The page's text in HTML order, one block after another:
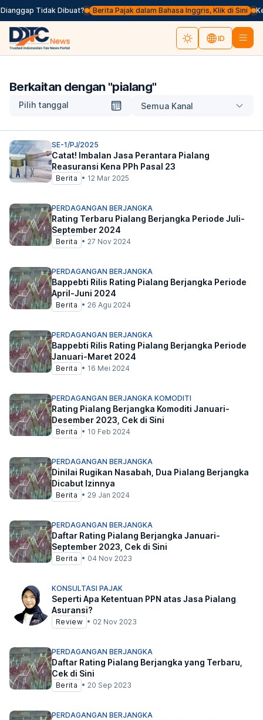
Tidak Dibuat? Berita Pajak dalam Bahasa Inggris, Klik di Sini
ID
Berkaitan dengan "pialang"
Pilih tanggal Semua Kanal
SE-1/PJ/2025
Catat! Imbalan Jasa Perantara Pialang
Reasuransi Kena PPh Pasal 23
Berita • 12 Mar 2025
PERDAGANGAN BERJANGKA
Rating Terbaru Pialang Berjangka Periode Juli-
September 2024
Berita • 27 Nov 2024
PERDAGANGAN BERJANGKA
Bappebti Rilis Rating Pialang Berjangka Periode
April-Juni 2024
Berita • 26 Agu 2024
PERDAGANGAN BERJANGKA
Bappebti Rilis Rating Pialang Berjangka Periode
Januari-Maret 2024
Berita • 16 Mei 2024
PERDAGANGAN BERJANGKA KOMODITI
Rating Pialang Berjangka Komoditi Januari-
Desember 2023, Cek di Sini
Berita • 10 Feb 2024
PERDAGANGAN BERJANGKA
Dinilai Rugikan Nasabah, Dua Pialang Berjangka
Dicabut Izinnya
Berita • 29 Jan 2024
PERDAGANGAN BERJANGKA
Daftar Rating Pialang Berjangka Januari-
September 2023, Cek di Sini
Berita • 04 Nov 2023
KONSULTASI PAJAK
Seperti Apa Ketentuan PPN atas Jasa Pialang
Asuransi?
Review • 02 Nov 2023
PERDAGANGAN BERJANGKA
Daftar Rating Pialang Berjangka yang Terbaru,
Cek di Sini
Berita • 20 Sep 2023
PERDAGANGAN BERJANGKA